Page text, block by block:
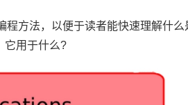
方法，以便于读者能快速理解什么
它用于什么?